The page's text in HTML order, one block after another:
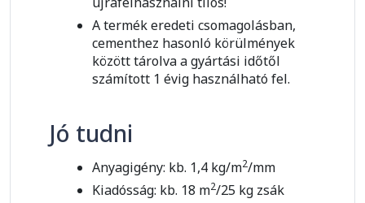
A termék eredeti csomagolásban,
cementhez hasonló körülmények
között tárolva a gyártási időtől
számított 1 évig használható fel.
Jó tudni
Anyagigény: kb. 1,4 kg/m2/mm
Kiadósság: kb. 18 m2/25 kg zsák